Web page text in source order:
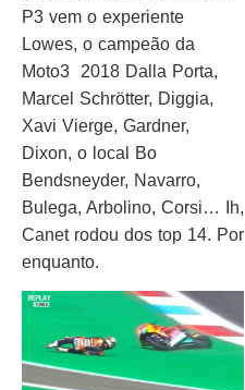
P3 vem o experiente
Lowes, o campeão da
Moto3 2018 Dalla Porta,
Marcel Schrötter, Diggia,
Xavi Vierge, Gardner,
Dixon, o local Bo
Bendsneyder, Navarro,
Bulega, Arbolino, Corsi… Ih,
Canet rodou dos top 14. Por
enquanto.